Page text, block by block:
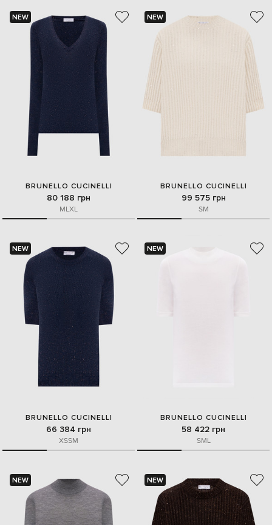
NEW
BRUNELLO CUCINELLI
80 188 грн
MLXL
NEW
BRUNELLO CUCINELLI
99 575 грн
SM
NEW
BRUNELLO CUCINELLI
66 384 грн
XSSM
NEW
BRUNELLO CUCINELLI
58 422 грн
SML
NEW NEW